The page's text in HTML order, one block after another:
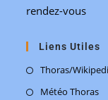
rendez-vous
Liens Utiles
Thoras/
Météo Thoras